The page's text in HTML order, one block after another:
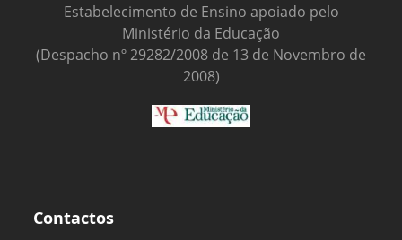
Estabelecimento de Ensino apoiado pelo
Ministério da Educação
(Despacho nº 29282/2008 de 13 de Novembro de
2008)
Contactos